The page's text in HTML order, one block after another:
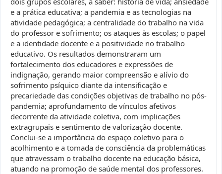
e a prática educativa; a pandemia e as tecnologias na
atividade pedagógica; a centralidade do trabalho na vida
do professor e sofrimento; os ataques às escolas; o papel
e a identidade docente e a positividade no trabalho
educativo. Os resultados demonstraram um
fortalecimento dos educadores e expressões de
indignação, gerando maior compreensão e alívio do
sofrimento psíquico diante da intensificação e
precariedade das condições objetivas de trabalho no pós-
pandemia; aprofundamento de vínculos afetivos
decorrente da atividade coletiva, com implicações
extragrupais e sentimento de valorização docente.
Conclui-se a importância do espaço coletivo para o
acolhimento e a tomada de consciência da problemáticas
que atravessam o trabalho docente na educação básica,
atuando na promoção de saúde mental dos professores.